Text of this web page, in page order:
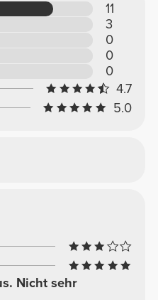
11
3
0
0
0
4.7
5.0
Nicht sehr